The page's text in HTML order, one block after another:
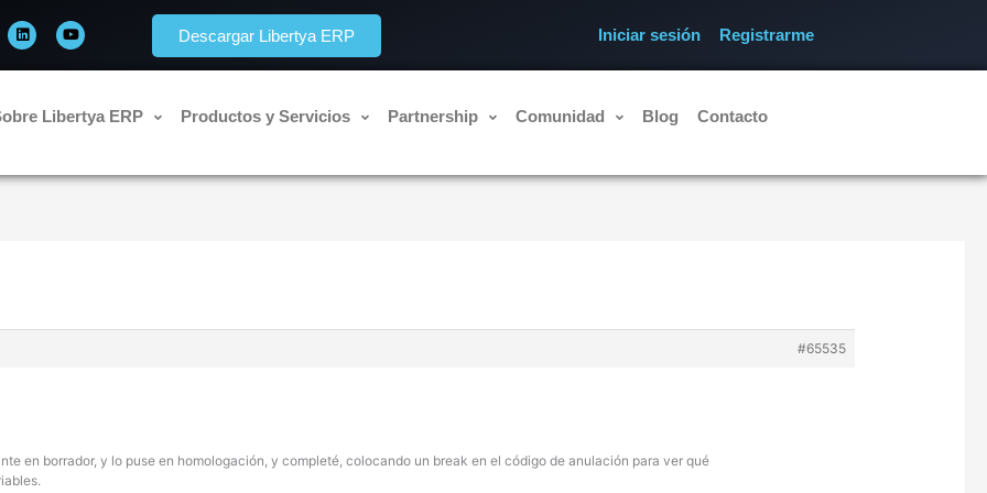
i
n
k
e
n
o
u
t
u
Descargar Libertya ERP Iniciar sesión Registrarme
Libertya ERP Productos y Servicios Partnership Comunidad Blog Contacto
#65535
en borrador, y lo puse en homologación, y completé, colocando un break en el código de anulación para ver qué